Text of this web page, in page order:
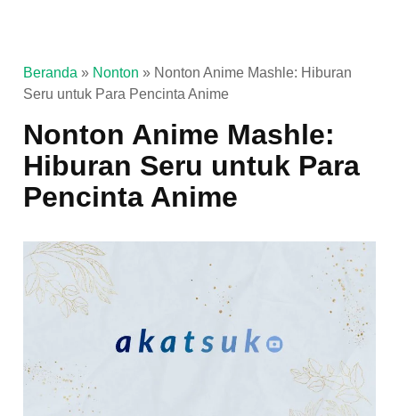
Beranda » Nonton » Nonton Anime Mashle: Hiburan
Seru untuk Para Pencinta Anime
Nonton Anime Mashle:
Hiburan Seru untuk Para
Pencinta Anime